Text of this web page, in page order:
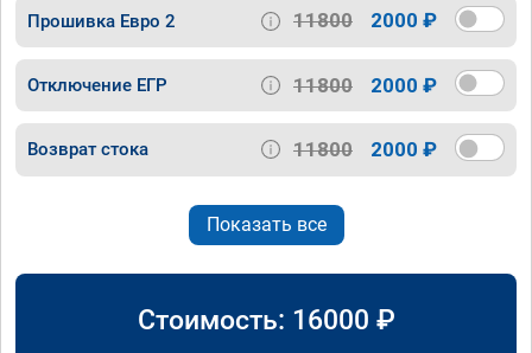
Прошивка Евро 2 11800 2000 ₽
Отключение ЕГР 11800 2000 ₽
Возврат стока 11800 2000 ₽
Показать все
Стоимость: 16000 ₽